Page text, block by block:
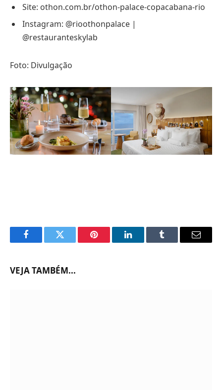
Site: othon.com.br/othon-palace-copacabana-rio
Instagram: @rioothonpalace |
@restauranteskylab
Foto: Divulgação
FacebookTwitter Pinterest LinkedInTumblr Email
VEJA TAMBÉM...